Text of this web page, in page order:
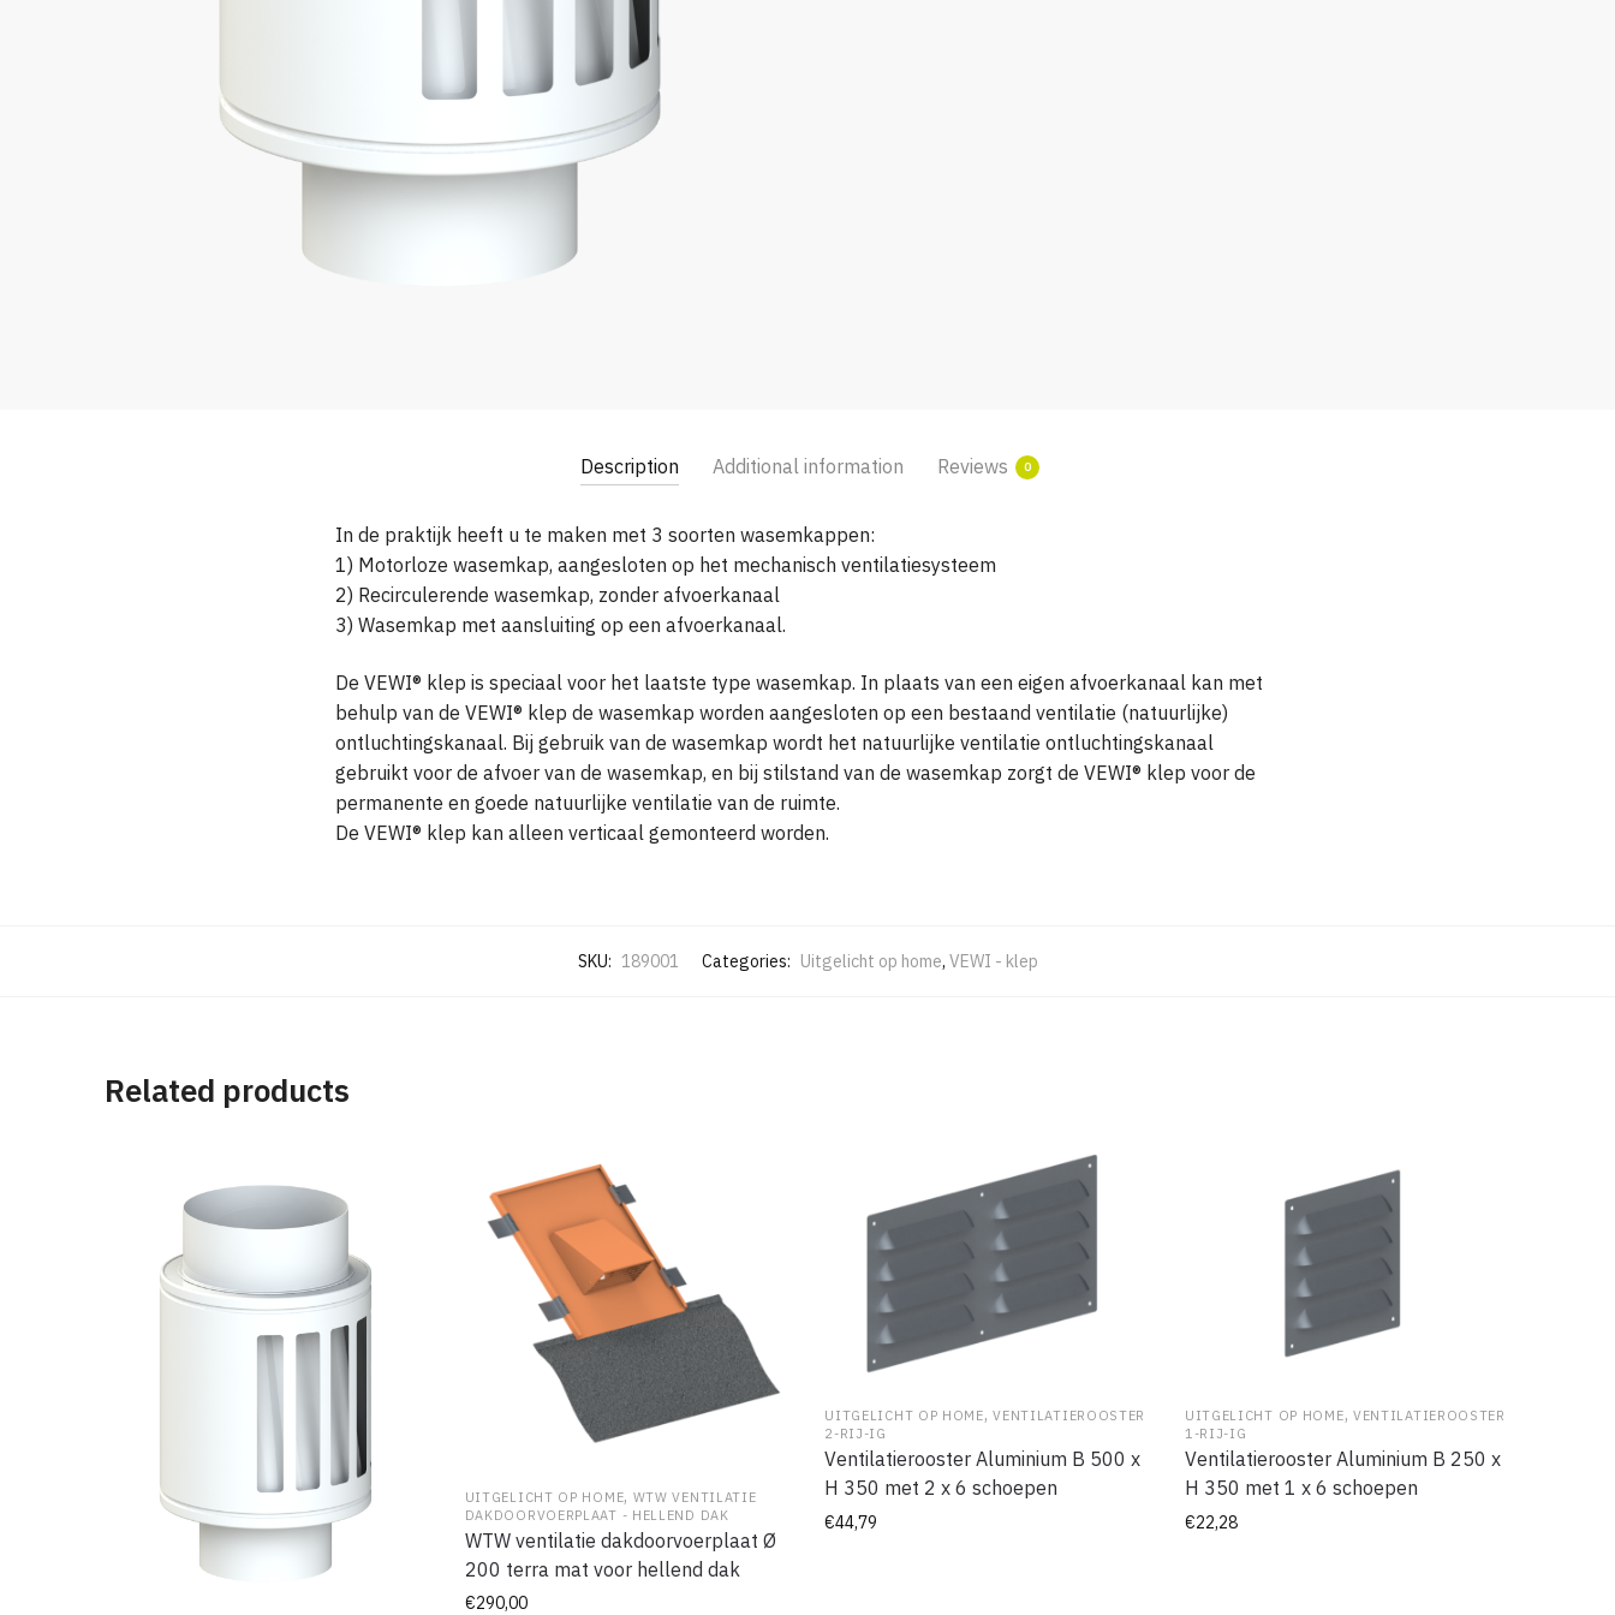
Description Additional information Reviews 0
In de praktijk heeft u te maken met 3 soorten wasemkappen:
1) Motorloze wasemkap, aangesloten op het mechanisch ventilatiesysteem
2) Recirculerende wasemkap, zonder afvoerkanaal
3) Wasemkap met aansluiting op een afvoerkanaal.
De VEWI® klep is speciaal voor het laatste type wasemkap. In plaats van een eigen afvoerkanaal kan met
behulp van de VEWI® klep de wasemkap worden aangesloten op een bestaand ventilatie (natuurlijke)
ontluchtingskanaal. Bij gebruik van de wasemkap wordt het natuurlijke ventilatie ontluchtingskanaal
gebruikt voor de afvoer van de wasemkap, en bij stilstand van de wasemkap zorgt de VEWI® klep voor de
permanente en goede natuurlijke ventilatie van de ruimte.
De VEWI® klep kan alleen verticaal gemonteerd worden.
SKU: 189001 Categories: Uitgelicht op home, VEWI - klep
Related products
UITGELICHT OP HOME, WTW VENTILATIE
DAKDOORVOERPLAAT - HELLEND DAK
WTW ventilatie dakdoorvoerplaat Ø
200 terra mat voor hellend dak
€290,00
UITGELICHT OP HOME,VENTILATIEROOSTER
2-RIJ-IG
Ventilatierooster Aluminium B 500 x
H 350 met 2 x 6 schoepen
€44,79
UITGELICHT OP HOME, VENTILATIEROOSTER
1-RIJ-IG
Ventilatierooster Aluminium B 250 x
H 350 met 1 x 6 schoepen
€22,28